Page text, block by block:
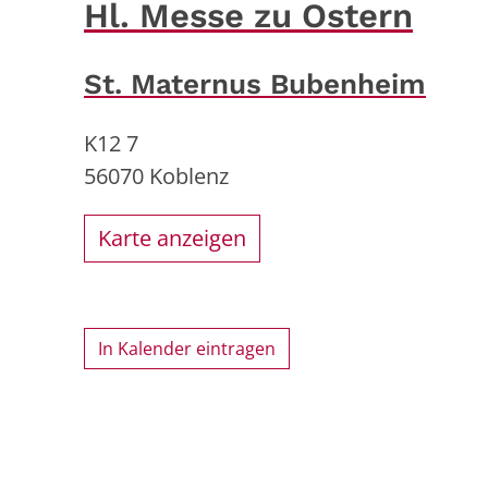
Hl. Messe zu Ostern
St. Maternus Bubenheim
K12 7
56070 Koblenz
Karte anzeigen
In Kalender eintragen